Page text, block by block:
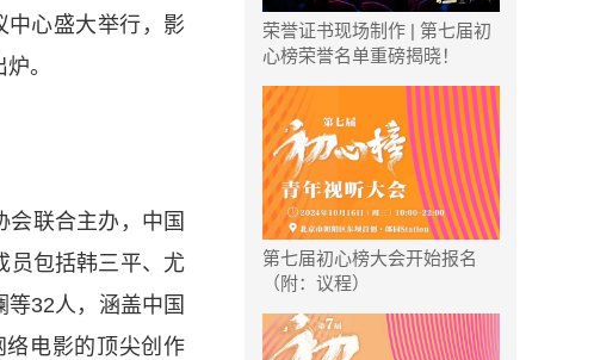
中心盛大举行，影
。
会联合主办，中国
员包括韩三平、尤
32人，涵盖中国
电影的顶尖创作
荣誉证书现场制作 | 第七届初
心榜荣誉名单重磅揭晓！
第七届初心榜大会开始报名
（附：议程）